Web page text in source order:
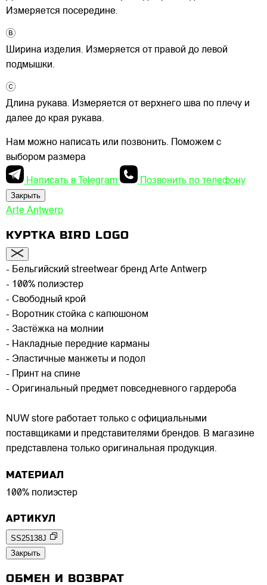
Измеряется посередине.
Ширина изделия. Измеряется от правой до левой
подмышки.
Длина рукава. Измеряется от верхнего шва по плечу и
далее до края рукава.
Нам можно написать или позвонить. Поможем с
выбором размера
Написать в Telegram Позвонить по телефону
Закрыть
Arte Antwerp
КУРТКА BIRD LOGO
- Бельгийский streetwear бренд Arte Antwerp
- 100% полиэстер
- Свободный крой
- Воротник стойка с капюшоном
- Застёжка на молнии
- Накладные передние карманы
- Эластичные манжеты и подол
- Принт на спине
- Оригинальный предмет повседневного гардероба
NUW store работает только с официальными
поставщиками и представителями брендов. В магазине
представлена только оригинальная продукция.
МАТЕРИАЛ
100% полиэстер
АРТИКУЛ
SS25138J
Закрыть
ОБМЕН И ВОЗВРАТ